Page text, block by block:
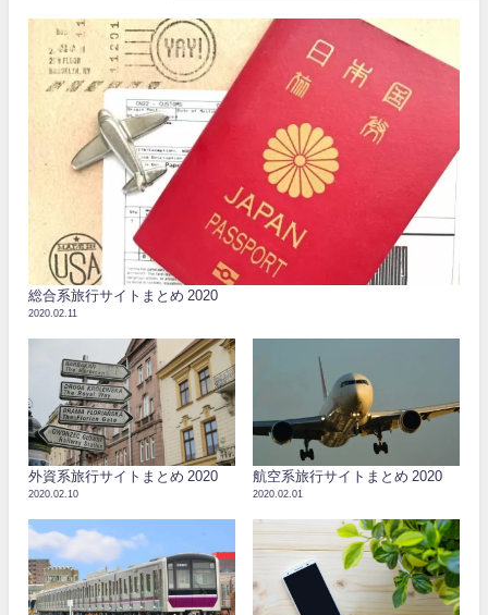
総合系旅行サイトまとめ 2020
2020.02.11
外資系旅行サイトまとめ 2020
2020.02.10
航空系旅行サイトまとめ 2020
2020.02.01